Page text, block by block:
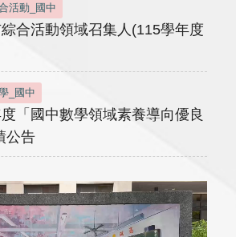
活動_國中
合活動領域召集人(115學年度
_國中
「國中數學領域素養導向優良
公告